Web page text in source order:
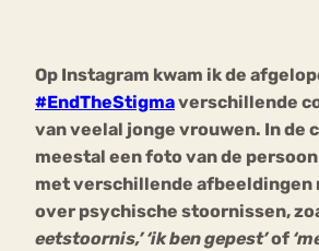
Op Instagram kwam ik de
#EndTheStigmaverschillende
van veelal jonge vrouwen. In de
meestal een foto van de
met verschillende afbeeldingen
over psychische stoornissen,
eetstoornis,’ ‘ik ben gepest’of
Forum
mia
Nerv
osa
Eetstoornis
Eetbuien Piekeren
Orthorexia
Afvallen